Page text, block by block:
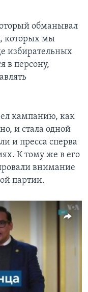
обманывал
которых мы
избирательных
в персону,
кампанию, как
и стала одной
и пресса сперва
К тому же в его
внимание
партии.
available